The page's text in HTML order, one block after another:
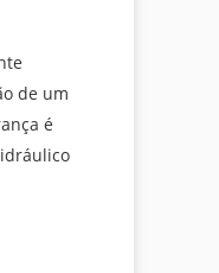
de um
é